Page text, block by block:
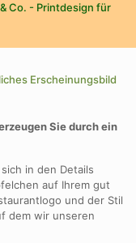
Co. - Printdesign für
Erscheinungsbild
Sie durch ein
in den Details
auf Ihrem gut
und der Stil
dem wir unseren